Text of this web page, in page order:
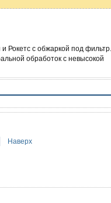
Рокетс с обжаркой под
обработок с невысокой
Наверх